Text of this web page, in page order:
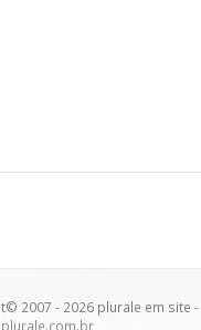
2007 - 2026 plurale em site